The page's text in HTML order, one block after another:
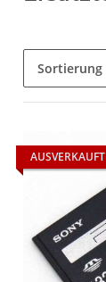
Sortierung
AUSVERKAUFT